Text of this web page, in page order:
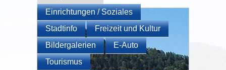
Einrichtungen / Soziales
Stadtinfo
Freizeit und Kultur
Bildergalerien
E-Auto
Tourismus